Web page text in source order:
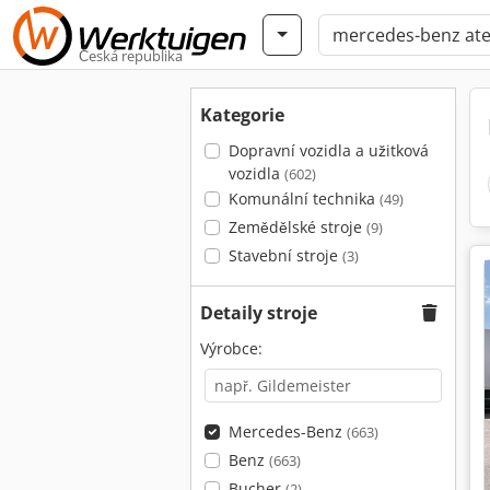
Česká republika
Kategorie
Dopravní vozidla a užitková
vozidla (602)
Komunální technika (49)
Zemědělské stroje (9)
Stavební stroje (3)
Detaily stroje
Výrobce:
Mercedes-Benz (663)
Benz (663)